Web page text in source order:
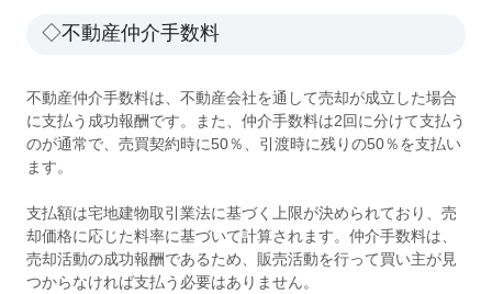
◇不動産仲介手数料
不動産仲介手数料は、不動産会社を通して売却が成立した場合
に支払う成功報酬です。また、仲介手数料は2回に分けて支払う
のが通常で、売買契約時に50％、引渡時に残りの50％を支払い
ます。
支払額は宅地建物取引業法に基づく上限が決められており、売
却価格に応じた料率に基づいて計算されます。仲介手数料は、
売却活動の成功報酬であるため、販売活動を行って買い主が見
つからなければ支払う必要はありません。